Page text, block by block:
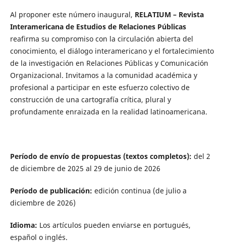
Al proponer este número inaugural, RELATIUM – Revista
Interamericana de Estudios de Relaciones Públicas
reafirma su compromiso con la circulación abierta del
conocimiento, el diálogo interamericano y el fortalecimiento
de la investigación en Relaciones Públicas y Comunicación
Organizacional. Invitamos a la comunidad académica y
profesional a participar en este esfuerzo colectivo de
construcción de una cartografía crítica, plural y
profundamente enraizada en la realidad latinoamericana.
Período de envío de propuestas (textos completos): del 2
de diciembre de 2025 al 29 de junio de 2026
Período de publicación: edición continua (de julio a
diciembre de 2026)
Idioma: Los artículos pueden enviarse en portugués,
español o inglés.